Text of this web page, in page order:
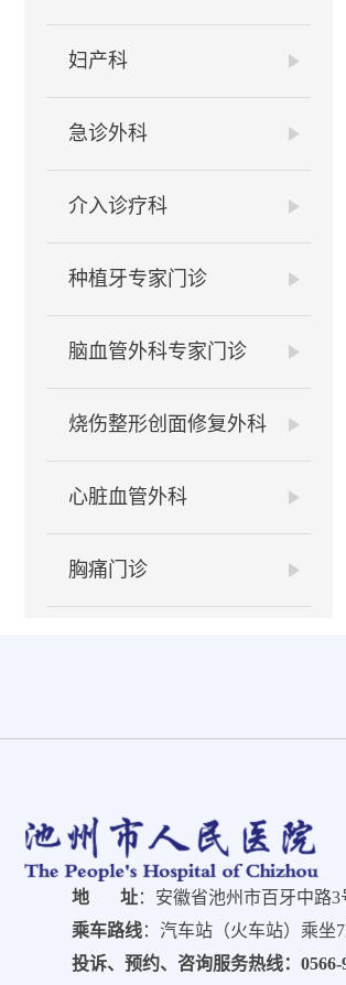
妇产科
急诊外科
介入诊疗科
种植牙专家门诊
脑血管外科专家门诊
烧伤整形创面修复外科
心脏血管外科
胸痛门诊
地 址：安徽省池州市百牙中路3
乘车路线：汽车站（火车站）乘坐
投诉、预约、咨询服务热线：